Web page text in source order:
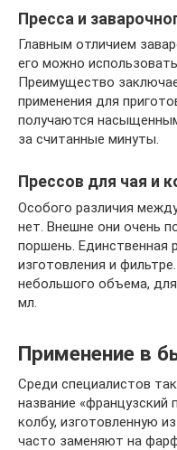
Пресса и
Главным отличием
его можно
Преимущество
применения для
получаются
за считанные минуты.
Прессов для чая и
Особого различия
нет. Внешне они очень
поршень. Единственная
изготовления и
небольшого объема,
мл.
Применение в
Среди специалистов
название «французский
колбу, изготовленную
часто заменяют на